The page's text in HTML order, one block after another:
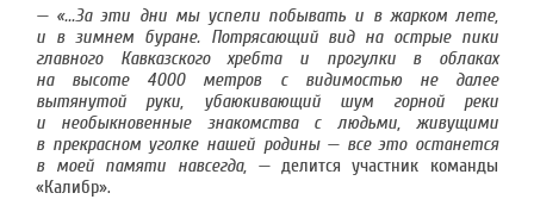
— «...За эти дни мы успели побывать и в жарком лете,
и в зимнем буране. Потрясающий вид на острые пики
главного Кавказского хребта и прогулки в облаках
на высоте 4000 метров с видимостью не далее
вытянутой руки, убаюкивающий шум горной реки
и необыкновенные знакомства с людьми, живущими
в прекрасном уголке нашей родины — все это останется
в моей памяти навсегда, — делится участник команды
«Калибр».